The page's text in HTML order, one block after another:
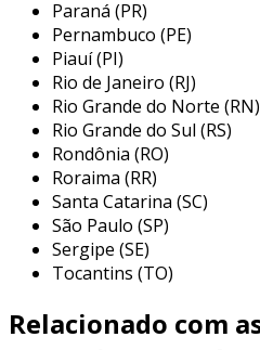
revestimento abrasivo
o revestimento abrasivo é
utilizado em diversas
garantindo maior durabilidade
ambientes desafiadores. as
aplicações incluem:
componentes de
engrenagens, rolamentos
revestidos para suportar
abrasão, aumentando a
indústria de petróleo e
equipamentos que
Paraná (PR)
Pernambuco (PE)
Piauí (PI)
Rio de Janeiro (RJ)
Rio Grande do Norte (RN)
Rio Grande do Sul (RS)
Rondônia (RO)
Roraima (RR)
Santa Catarina (SC)
São Paulo (SP)
Sergipe (SE)
Tocantins (TO)
Relacionado com